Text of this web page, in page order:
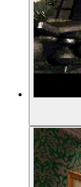
00:35:48
00:38:44
00:40:39
00:42:41
00:43:28